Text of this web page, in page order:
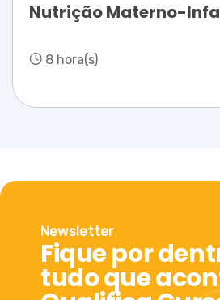
Nutrição Materno-
8 hora(s)
Newsletter
Fique por
tudo que